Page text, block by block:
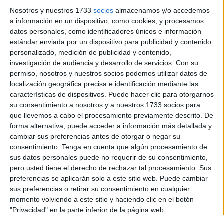
Nosotros y nuestros 1733 socios almacenamos y/o accedemos
a información en un dispositivo, como cookies, y procesamos
datos personales, como identificadores únicos e información
estándar enviada por un dispositivo para publicidad y contenido
personalizado, medición de publicidad y contenido,
investigación de audiencia y desarrollo de servicios. Con su
permiso, nosotros y nuestros socios podemos utilizar datos de
localización geográfica precisa e identificación mediante las
características de dispositivos. Puede hacer clic para otorgarnos
su consentimiento a nosotros y a nuestros 1733 socios para
que llevemos a cabo el procesamiento previamente descrito. De
forma alternativa, puede acceder a información más detallada y
cambiar sus preferencias antes de otorgar o negar su
consentimiento. Tenga en cuenta que algún procesamiento de
sus datos personales puede no requerir de su consentimiento,
pero usted tiene el derecho de rechazar tal procesamiento. Sus
preferencias se aplicarán solo a este sitio web. Puede cambiar
sus preferencias o retirar su consentimiento en cualquier
momento volviendo a este sitio y haciendo clic en el botón
"Privacidad" en la parte inferior de la página web.
sabido por los analistas que el arma se plasmó en
competencia con Alemania, e innegablemente habría sido
empleada contra esta nación, si hubiera estado dispuesta
antes. Y es que a lo largo y ancho de la hostilidad el plan
se trasladó a Japón.
Durante la travesía de la Segunda Guerra Mundial (1-IX-
1939/2-IX-1945), los civiles de las ciudades ya habían sido
blancos directos de acometidas. Dicho esto, el brumoso
dietario de los bombardeos del Eje es bien señalado.
Multitudes de no combatientes fueron premeditadamente
agredidos en los últimos instantes de la guerra aérea
estadounidense contra Alemania. Ese procedimiento se
desplegó todavía más en 1945 con las bombas
incendiarias precipitadas sobre las urbes japonesas. Tales
bombardeos en masa se oponían con los requerimientos
acordados antes de la guerra por el presidente Franklin D.